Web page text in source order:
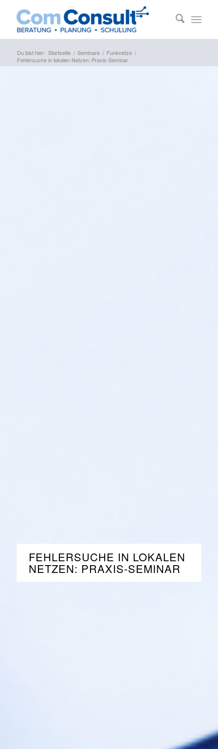
Du bist hier: Startseite / Seminare / Funknetze /
Fehlersuche in lokalen Netzen: Praxis-Seminar
FEHLERSUCHE IN LOKALEN
NETZEN: PRAXIS-SEMINAR